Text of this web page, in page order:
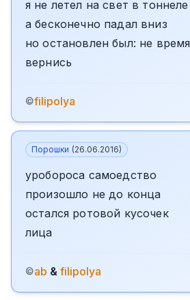
я не летел на свет в тоннеле
а бесконечно падал вниз
но остановлен был: не время
вернись
©filipolya
Порошки (26.06.2016)
уробороса самоедство
произошло не до конца
остался ротовой кусочек
лица
©ab & filipolya